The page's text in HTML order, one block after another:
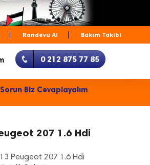
Randevu Al Bakım Takibi
0 212 875 77 85
Biz Cevaplayalım
207 1.6 Hdi
Peugeot 207 1.6 Hdi